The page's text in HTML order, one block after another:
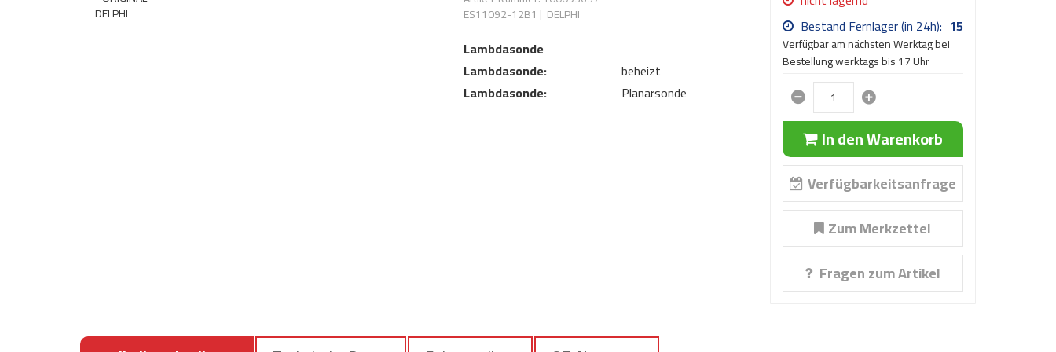
ES11092-12B1 | DELPHI
Lambdasonde
Lambdasonde:
beheizt
Lambdasonde:
Planarsonde
Bestand Fernlager (in 24h): 15
Verfügbar am nächsten Werktag bei
Bestellung werktags bis 17 Uhr
In den Warenkorb
Verfügbarkeitsanfrage
Zum Merkzettel
Fragen zum Artikel